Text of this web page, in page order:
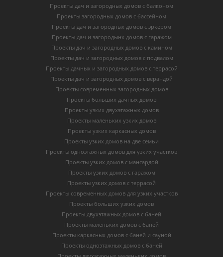
Проекты дач и загородных домов с балконом
Проекты загородных домов с бассейном
Проекты дач и загородных домов с эркером
Проекты дач и загородынх домов с гаражом
Проекты дач и загородных домов с камином
Проекты дач и загородных домов с подвалом
Проекты дачных и загородных домов с террасой
Проекты дач и загородных домов с верандой
Проекты современных загородных домов
Проекты больших дачных домов
Проекты узких двухэтажных домов
Проекты маленьких узких домов
Проекты узких каркасных домов
Проекты узких домов на две семьи
Проекты одноэтажных домов для узких участков
Проекты узких домов с мансардой
Проекты узких домов с гаражом
Проекты узких домов с террасой
Проекты современных домов для узких участков
Проекты больших узких домов
Проекты двухэтажных домов с баней
Проекты маленьких домов с баней
Проекты каркасных домов c баней и сауной
Проекты одноэтажных домов с баней